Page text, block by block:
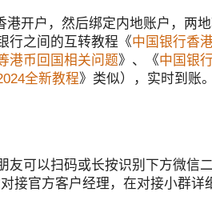
港开户，然后绑定内地账户，两
行之间的互转教程《中国银行香
港币回国相关问题》、《中国银
全新教程》类似），实时到账
友可以扫码或长按识别下方微信
接官方客户经理，在对接小群详